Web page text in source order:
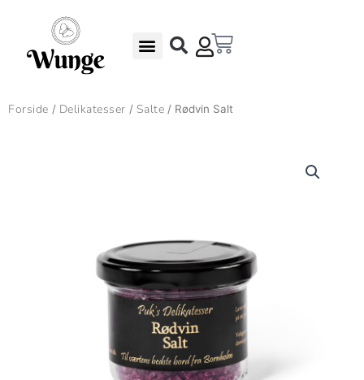
Kurv
Forside / Delikatesser / Salte / Rødvin Salt